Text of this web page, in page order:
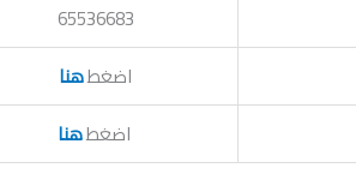
65536683
اضغطهنا
اضغطهنا